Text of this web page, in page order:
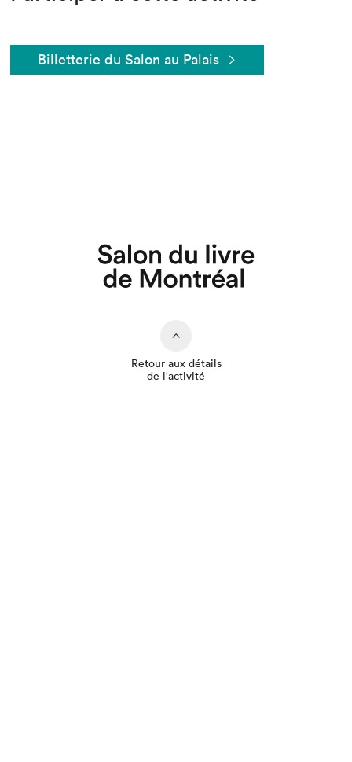
Billetterie du Salon au Palais
Retour aux détails
de l'activité